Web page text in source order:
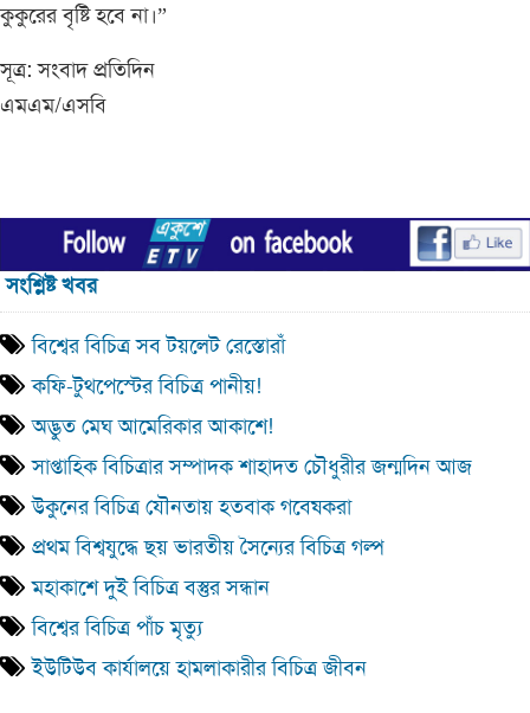
কুকুরের বৃষ্টি হবে না।”
সূত্র: সংবাদ প্রতিদিন
এমএম/এসবি
সংশ্লিষ্ট খবর
বিশ্বের বিচিত্র সব টয়লেট রেস্তোরাঁ
কফি-টুথপেস্টের বিচিত্র পানীয়!
অদ্ভুত মেঘ আমেরিকার আকাশে!
সাপ্তাহিক বিচিত্রার সম্পাদক শাহাদত চৌধুরীর জন্মদিন আজ
উকুনের বিচিত্র যৌনতায় হতবাক গবেষকরা
প্রথম বিশ্বযুদ্ধে ছয় ভারতীয় সৈন্যের বিচিত্র গল্প
মহাকাশে দুই বিচিত্র বস্তুর সন্ধান
বিশ্বের বিচিত্র পাঁচ মৃত্যু
ইউটিউব কার্যালয়ে হামলাকারীর বিচিত্র জীবন